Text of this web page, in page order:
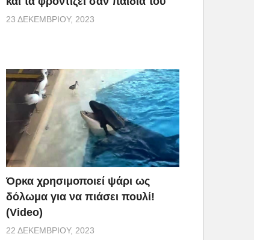
23 ΔΕΚΕΜΒΡΊΟΥ, 2023
Όρκα χρησιμοποιεί ψάρι ως
δόλωμα για να πιάσει πουλί!
(Video)
22 ΔΕΚΕΜΒΡΊΟΥ, 2023